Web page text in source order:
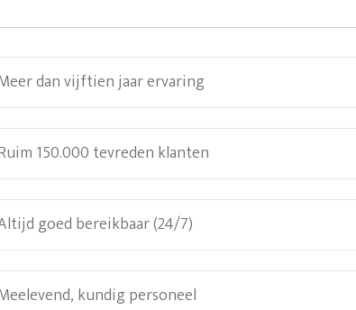
dan vijftien jaar ervaring
150.000 tevreden klanten
goed bereikbaar (24/7)
kundig personeel